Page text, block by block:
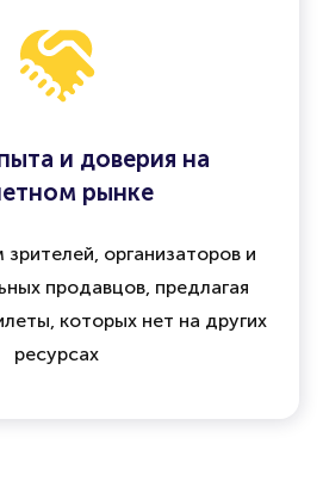
и доверия на
рынке
организаторов и
продавцов, предлагая
которых нет на других
ресурсах